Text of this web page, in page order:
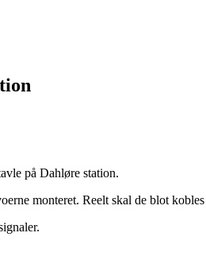
på Dahløre station.
monteret. Reelt skal de blot